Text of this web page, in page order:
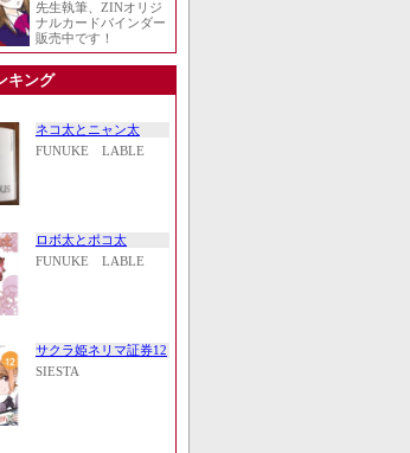
先生執筆、ZINオリジ
ナルカードバインダー
販売中です！
キング
ネコ太とニャン太
FUNUKE LABLE
ロボ太とポコ太
FUNUKE LABLE
サクラ姫ネリマ証券12
SIESTA